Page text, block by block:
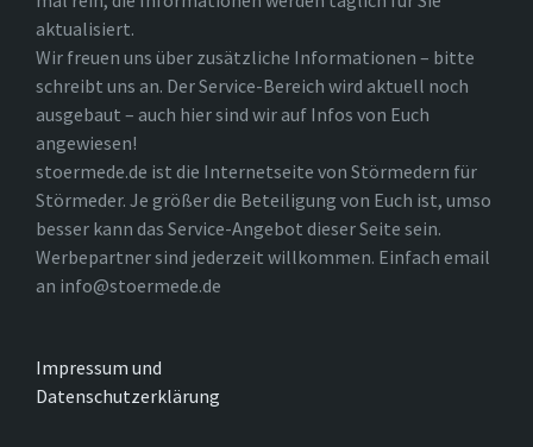
aktualisiert.
Wir freuen uns über zusätzliche Informationen – bitte
schreibt uns an. Der Service-Bereich wird aktuell noch
ausgebaut – auch hier sind wir auf Infos von Euch
angewiesen!
stoermede.de ist die Internetseite von Störmedern für
Störmeder. Je größer die Beteiligung von Euch ist, umso
besser kann das Service-Angebot dieser Seite sein.
Werbepartner sind jederzeit willkommen. Einfach email
an info@stoermede.de
Impressum und
Datenschutzerklärung